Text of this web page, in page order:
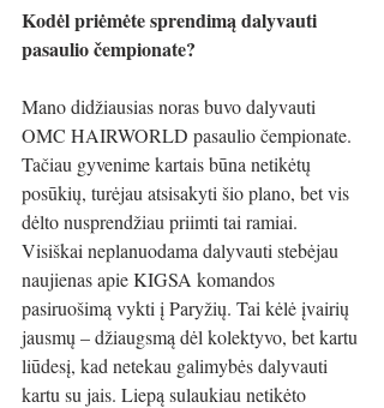
Kodėl priėmėte sprendimą dalyvauti
pasaulio čempionate?
Mano didžiausias noras buvo dalyvauti
OMC HAIRWORLD pasaulio čempionate.
Tačiau gyvenime kartais būna netikėtų
posūkių, turėjau atsisakyti šio plano, bet vis
dėlto nusprendžiau priimti tai ramiai.
Visiškai neplanuodama dalyvauti stebėjau
naujienas apie KIGSA komandos
pasiruošimą vykti į Paryžių. Tai kėlė įvairių
jausmų – džiaugsmą dėl kolektyvo, bet kartu
liūdesį, kad netekau galimybės dalyvauti
kartu su jais. Liepą sulaukiau netikėto